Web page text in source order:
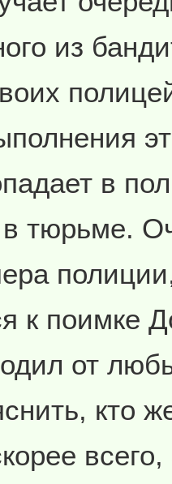
из
в
тюрьме.
к поимке
от
кто